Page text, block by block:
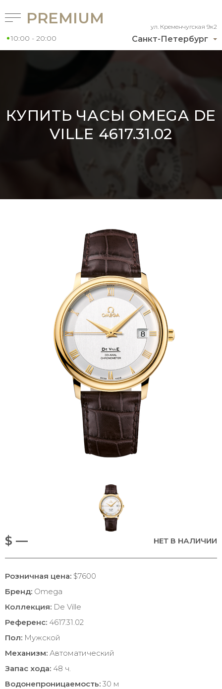
Санкт-Петербург
ул. Кременчугская 9к2
PREMIUM
10:00 - 20:00
КУПИТЬ ЧАСЫ OMEGA DE
VILLE 4617.31.02
$ — НЕТ В НАЛИЧИИ
Розничная цена: $7600
Бренд: Omega
Коллекция: De Ville
Референс: 4617.31.02
Пол: Мужской
Механизм: Автоматический
Запас хода: 48 ч.
Водонепроницаемость: 30 м